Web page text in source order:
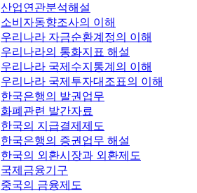
산업연관분석해설
소비자동향조사의 이해
우리나라 자금순환계정의 이해
우리나라의 통화지표 해설
우리나라 국제수지통계의 이해
우리나라 국제투자대조표의 이해
한국은행의 발권업무
화폐관련 발간자료
한국의 지급결제제도
한국은행의 증권업무 해설
한국의 외환시장과 외환제도
국제금융기구
중국의 금융제도